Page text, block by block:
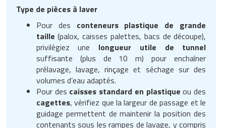
Type de pièces à laver
Pour des conteneurs plastique de grande
taille (palox, caisses palettes, bacs de découpe),
privilégiez une longueur utile de tunnel
suffisante (plus de 10 m) pour enchaîner
prélavage, lavage, rinçage et séchage sur des
volumes d’eau adaptés.
Pour des caisses standard en plastique ou des
cagettes, vérifiez que la largeur de passage et le
guidage permettent de maintenir la position des
contenants sous les rampes de lavage, y compris